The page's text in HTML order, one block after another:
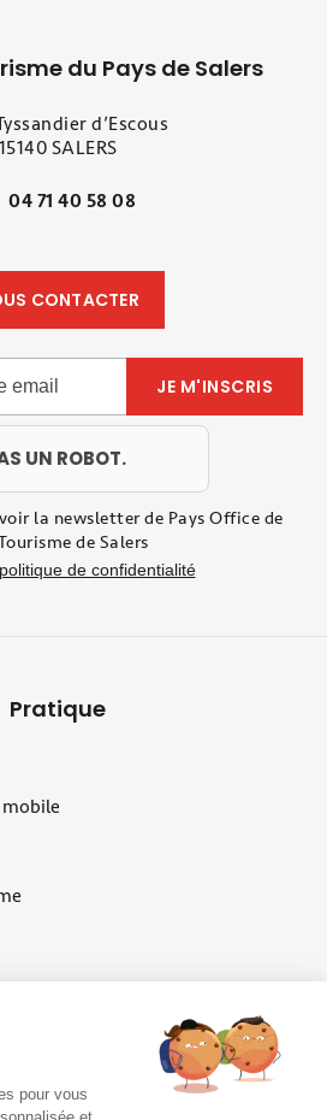
du Pays de Salers
d’Escous
15140 SALERS
04 71 40 58 08
CONTACTER
UN ROBOT.
la newsletter de Pays Office de
de Salers
de confidentialité
Pratique
pour vous
et